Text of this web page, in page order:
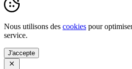
Nous utilisons des cookies pour
service.
J'accepte